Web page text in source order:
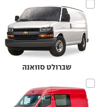
שברולט סוואנה